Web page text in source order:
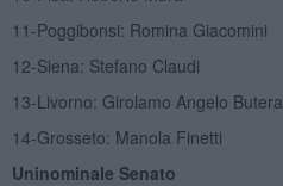
11-Poggibonsi: Romina Giacomini
12-Siena: Stefano Claudi
13-Livorno: Girolamo Angelo Butera
14-Grosseto: Manola Finetti
Uninominale Senato